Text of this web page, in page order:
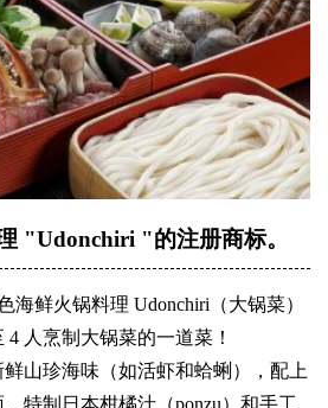
"Udonchiri "的注册商标。
海鲜火锅料理 Udonchiri（大锅菜）
人烹制大锅菜的一道菜！
山珍海味（如活虾和蛤蜊），配上
特制日本柑橘汁（ponzu）和手工